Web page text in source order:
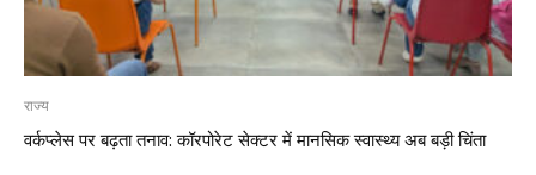
राज्य
वर्कप्लेस पर बढ़ता तनाव: कॉरपोरेट सेक्टर में मानसिक स्वास्थ्य अब बड़ी चिंता